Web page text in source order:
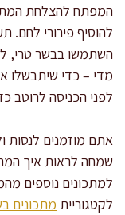
המפתח להצלחת
להוסיף פירורי לחם.
השתמשו בבשר טרי,
מדי – כדי שיתבשלו
לפני הכניסה לרוטב
אתם מוזמנים לנסות
שמחה לראות איך
למתכונים נוספים
לקטגוריית מתכונים